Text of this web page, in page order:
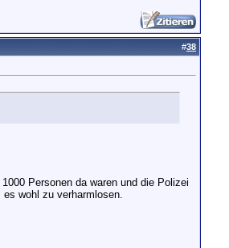
#38
Personen da waren und die Polizei
wohl zu verharmlosen.